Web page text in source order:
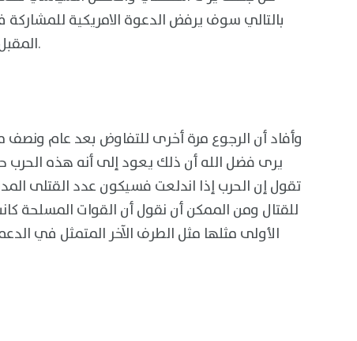
المقبل، بسبب عدم موافقة التيار الإسلامي للجلوس للمفاوضات.
وأفاد أن الرجوع مرة أخرى للتفاوض بعد عام
يرى فضل الله أن ذلك يعود إلى أنه هذه الحرب
للقتال ومن الممكن أن نقول أن القوات المسلحة
الأولى مثلها مثل الطرف الآخر المتمثل في